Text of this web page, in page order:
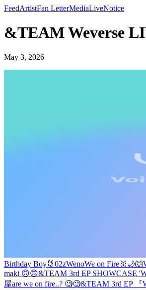
FeedArtistFan LetterMediaLiveNotice
&TEAM Weverse
May 3, 2026
Birthday Boy🐰02zWenoWe on Fire🥇🌙🐺
maki 🙃🙃&TEAM 3rd EP SHOWCASE
屋are we on fire..? 🧐🧐&TEAM 3rd EP 『